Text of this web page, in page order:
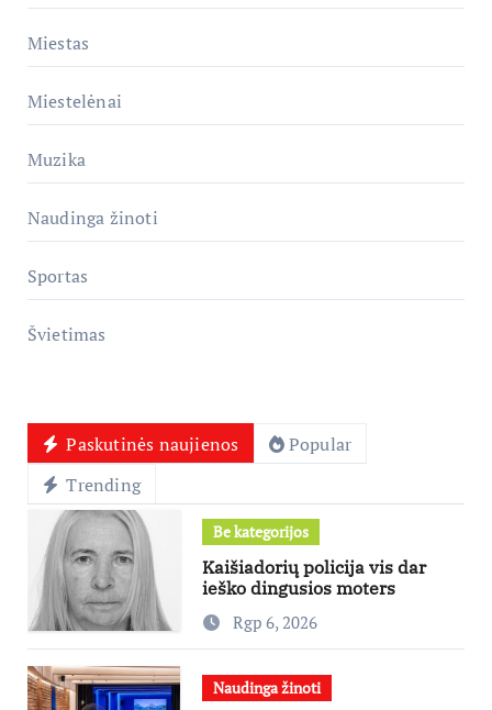
Miestas
Miestelėnai
Muzika
Naudinga žinoti
Sportas
Švietimas
Paskutinės naujienos
Popular
Trending
Be kategorijos
Kaišiadorių policija vis dar
ieško dingusios moters
Rgp 6, 2026
Naudinga žinoti